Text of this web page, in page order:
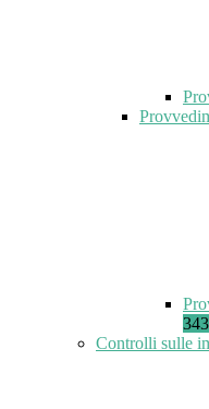
343
Controlli sulle